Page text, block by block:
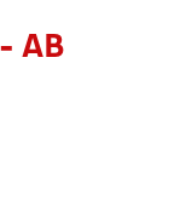
AB